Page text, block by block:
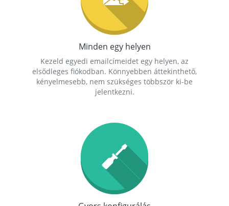
Minden egy helyen
Kezeld egyedi emailcímeidet egy helyen, az
elsődleges fiókodban. Könnyebben áttekinthető,
kényelmesebb, nem szükséges többször ki-be
jelentkezni.